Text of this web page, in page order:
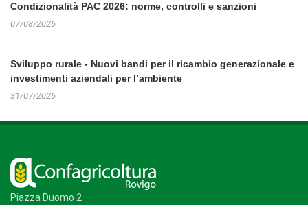
Condizionalità PAC 2026: norme, controlli e sanzioni
07/08/2026
Sviluppo rurale - Nuovi bandi per il ricambio generazionale e
investimenti aziendali per l’ambiente
31/07/2026
Piazza Duomo 2